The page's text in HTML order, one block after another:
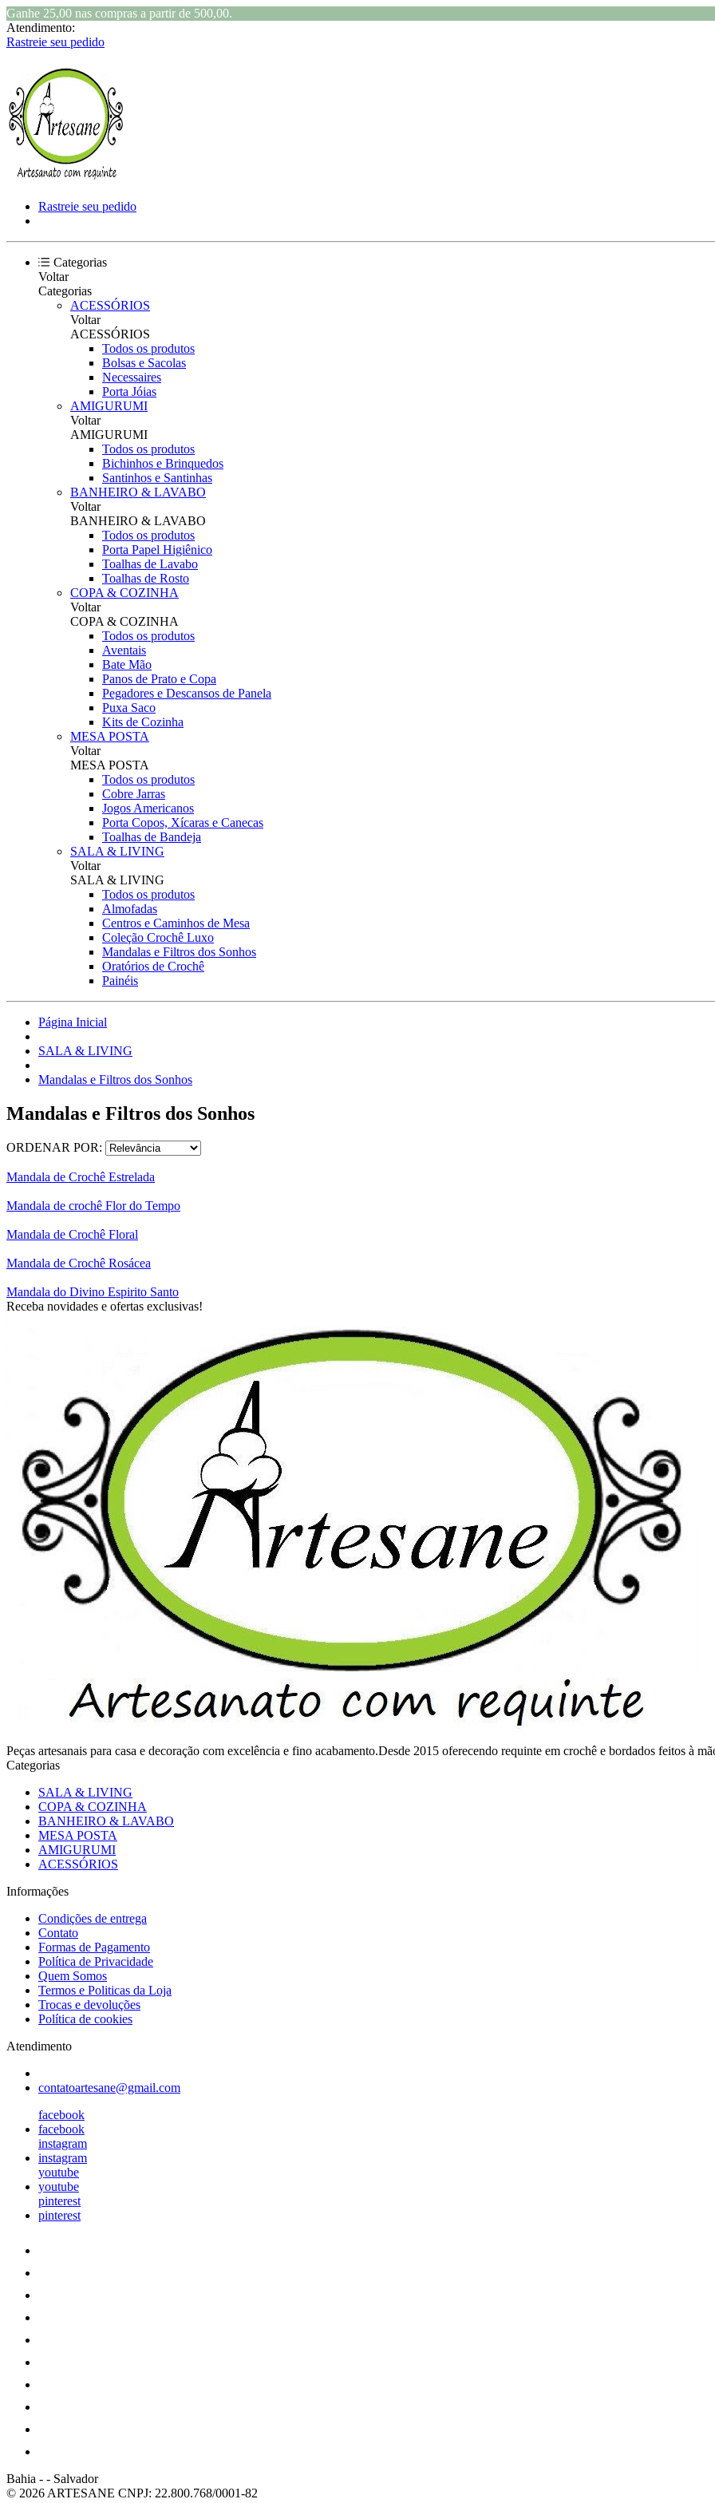
Ganhe 25,00 nas compras a partir de 500,00.
Atendimento:
Rastreie seu pedido
Rastreie seu pedido
Categorias
Voltar
Categorias
ACESSÓRIOS
Voltar
ACESSÓRIOS
Todos os produtos
Bolsas e Sacolas
Necessaires
Porta Jóias
AMIGURUMI
Voltar
AMIGURUMI
Todos os produtos
Bichinhos e Brinquedos
Santinhos e Santinhas
BANHEIRO & LAVABO
Voltar
BANHEIRO & LAVABO
Todos os produtos
Porta Papel Higiênico
Toalhas de Lavabo
Toalhas de Rosto
COPA & COZINHA
Voltar
COPA & COZINHA
Todos os produtos
Aventais
Bate Mão
Panos de Prato e Copa
Pegadores e Descansos de Panela
Puxa Saco
Kits de Cozinha
MESA POSTA
Voltar
MESA POSTA
Todos os produtos
Cobre Jarras
Jogos Americanos
Porta Copos, Xícaras e Canecas
Toalhas de Bandeja
SALA & LIVING
Voltar
SALA & LIVING
Todos os produtos
Almofadas
Centros e Caminhos de Mesa
Coleção Crochê Luxo
Mandalas e Filtros dos Sonhos
Oratórios de Crochê
Painéis
Página Inicial
SALA & LIVING
Mandalas e Filtros dos Sonhos
Mandalas e Filtros dos Sonhos
ORDENAR POR:
Mandala de Crochê Estrelada
Mandala de crochê Flor do Tempo
Mandala de Crochê Floral
Mandala de Crochê Rosácea
Mandala do Divino Espirito Santo
Receba novidades e ofertas exclusivas!
Peças artesanais para casa e decoração com excelência e fino acabamento.Desde 2015 oferecendo requinte em crochê e bordados feitos à
Categorias
SALA & LIVING
COPA & COZINHA
BANHEIRO & LAVABO
MESA POSTA
AMIGURUMI
ACESSÓRIOS
Informações
Condições de entrega
Contato
Formas de Pagamento
Política de Privacidade
Quem Somos
Termos e Politicas da Loja
Trocas e devoluções
Política de cookies
Atendimento
contatoartesane@gmail.com
facebook
facebook
instagram
instagram
youtube
youtube
pinterest
pinterest
Bahia - - Salvador
© 2026 ARTESANE CNPJ: 22.800.768/0001-82